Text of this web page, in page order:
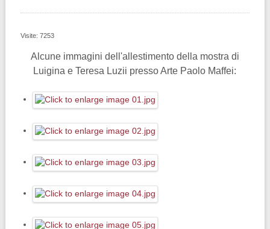
Visite: 7253
Alcune immagini dell'allestimento della mostra di
Luigina e Teresa Luzii presso Arte Paolo Maffei: